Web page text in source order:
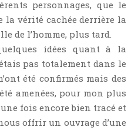
personnages, que le
la vérité cachée derrière la
de l’homme, plus tard.
idées quant à la
pas totalement dans le
été confirmés mais des
amenées, pour mon plus
fois encore bien tracé et
offrir un ouvrage d’une